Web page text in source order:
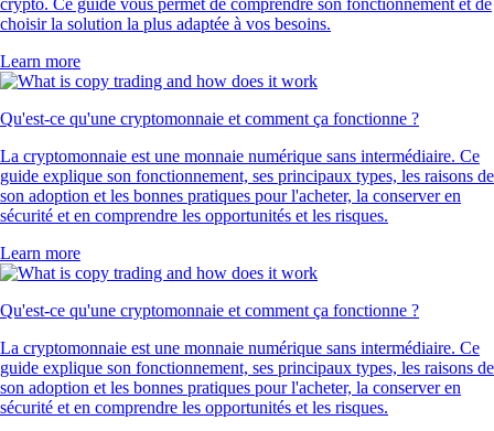
FIL$0.609183-2.48%
Ce que disent nos clients
4.7
320k Reviews
4.5